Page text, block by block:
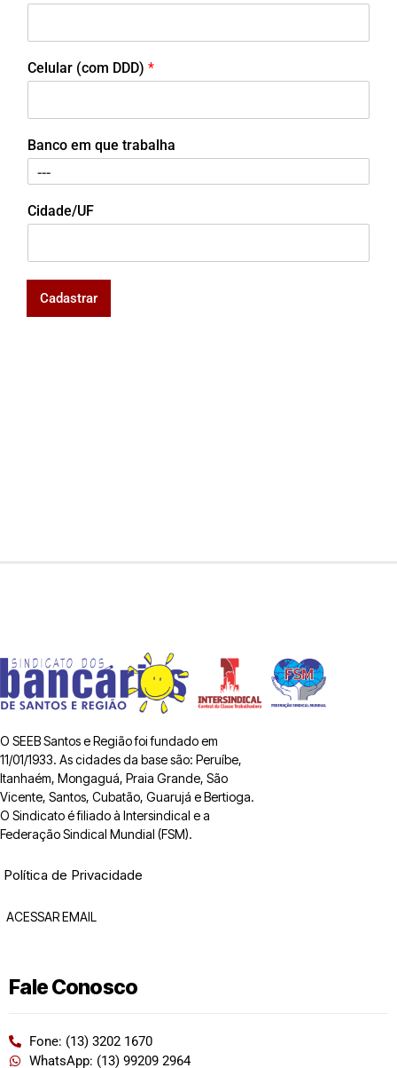
Celular (com DDD) *
Banco em que trabalha
Cidade/UF
Cadastrar
O SEEB Santos e Região foi fundado em
11/01/1933. As cidades da base são: Peruíbe,
Itanhaém, Mongaguá, Praia Grande, São
Vicente, Santos, Cubatão, Guarujá e Bertioga.
O Sindicato é filiado à Intersindical e a
Federação Sindical Mundial (FSM).
Política de Privacidade
ACESSAR EMAIL
Fale Conosco
Fone: (13) 3202 1670
WhatsApp: (13) 99209 2964